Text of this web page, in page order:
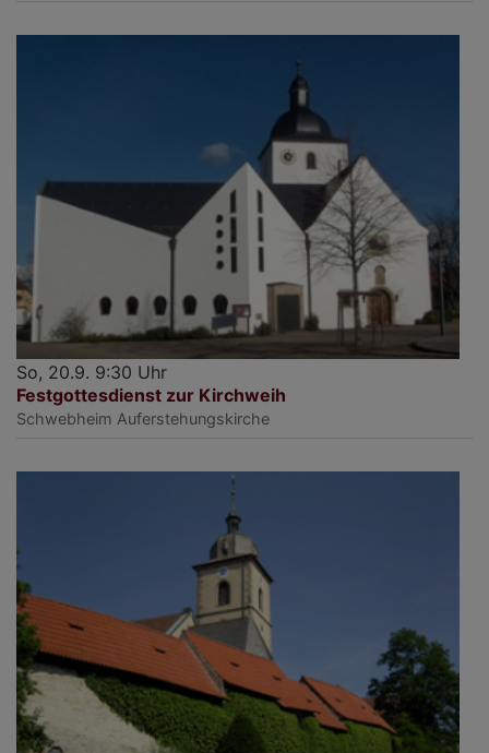
So, 20.9. 9:30 Uhr
Festgottesdienst zur Kirchweih
Schwebheim Auferstehungskirche